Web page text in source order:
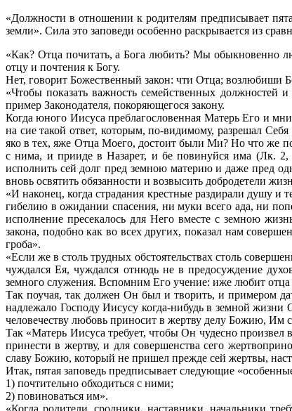
«Должности в отношении к родителям предписывает
земли». Сила это заповеди особенно раскрывается из
«Как? Отца почитать, а Бога любить? Мы обыкновенно
отцу и почтения к Богу.
Нет, говорит Божественный закон: чти Отца; возлюбиши
«Чтобы показать важность семейственных должностей
пример Законодателя, покоряющегося закону.
Когда юного Иисуса преблагословенная Матерь Его и
на сие такой ответ, которым, по-видимому, разрешал
яко в тех, яже Отца Моего, достоит были Ми? Но что же
с нима, и прииде в Назарет, и бе повинуйся има (Лк.
исполнить сей долг пред земною материю и даже пред
вновь освятить обязанности и возвысить добродетели
«И наконец, когда страдания крестные раздирали душу
гибелию в ожидании спасения, ни муки всего ада, ни
исполнение пресекалось для Него вместе с земною
закона, подобно как во всех других, показал нам
гроба».
«Если же в столь трудных обстоятельствах столь
чуждался Ея, чуждался отнюдь не в предосуждение
земного служения. Вспомним Его учение: иже любит
Так поучая, так должен Он был и творить, и примером
надлежало Господу Иисусу когда-нибудь в земной
человечеству любовь приносит в жертву делу Божию, Им
Так «Матерь Иисуса требует, чтобы Он чудесно
принести в жертву, и для совершенства сего
славу Божию, который не пришел прежде сей жертвы,
Итак, пятая заповедь предписывает следующие
1) почтительно обходиться с ними;
2) повиноваться им».
«Когда родители, сродники, наставники, начальники